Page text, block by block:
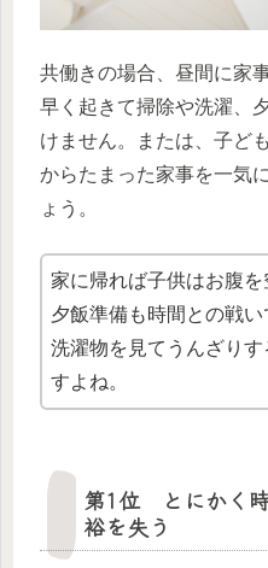
共働きの場合、昼間に家
早く起きて掃除や洗濯、
けません。または、子ど
からたまった家事を一気
ょう。
家に帰れば子供はお腹を
夕飯準備も時間との戦
洗濯物を見てうんざり
すよね。
第1位 とにかく
裕を失う